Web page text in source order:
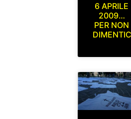
6 APRILE
2009…
PER NON